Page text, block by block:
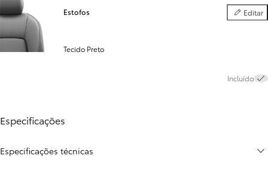
Estofos Editar
Estofos
Tecido Preto
Incluído
Especificações
Especificações técnicas